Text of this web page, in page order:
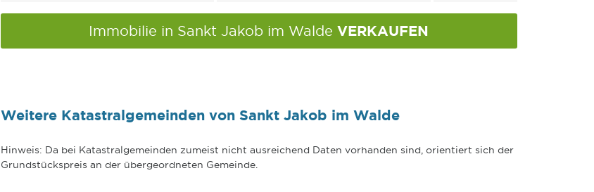
Immobilie in Sankt Jakob im Walde VERKAUFEN
Weitere Katastralgemeinden von Sankt Jakob im Walde
Hinweis: Da bei Katastralgemeinden zumeist nicht ausreichend Daten vorhanden sind, orientiert sich der
Grundstückspreis an der übergeordneten Gemeinde.